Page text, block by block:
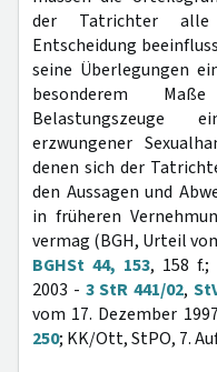
der Tatrichter alle
Entscheidung
seine Überlegungen
besonderem
Belastungszeuge
erzwungener
denen sich der
den Aussagen und
in früheren
vermag (BGH, Urteil
BGHSt 44, 153, 158 f.;
2003 - 3 StR 441/02,
vom 17. Dezember
250; KK/Ott, StPO, 7.